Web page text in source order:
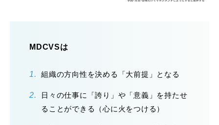
MDCVSは
組織の方向性を決める「大前提」となる
日々の仕事に「誇り」や「意義」を持たせ
ることができる（心に火をつける）